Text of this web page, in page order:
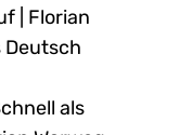
| Florian
Deutsch
als